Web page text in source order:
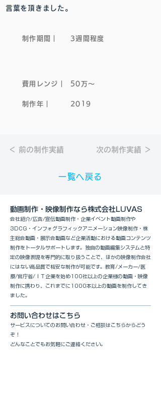
言葉を頂きました。
制作期間｜ 3週間程度
費用レンジ｜ 50万～
制作年｜ 2019
＜ 前の制作実績 次の制作実績 ＞
一覧へ戻る
動画制作・映像制作なら株式会社LUVAS
会社紹介/広告/宣伝動画制作・企業イベント動画制作や
3DCG・インフォグラフィックアニメーション映像制作・株
主総会動画・展示会動画など企業活動における動画コンテンツ
制作をトータルサポートします。独自の動画編集システムと特
定の映像表現を専門的に取り扱うことで、ほかの映像制作会社
にはない高品質で格安な制作が可能です。教育/メーカー/医
療/官庁省/ＩＴ企業を始め100社以上の企業様の動画・映像
制作に携わり、これまでに1000本以上の動画を制作してき
ました。
お問い合わせはこちら
サービスについてのお問い合わせ・ご相談はこちらからどう
ぞ！
どんなことでもお気軽にご連絡ください。